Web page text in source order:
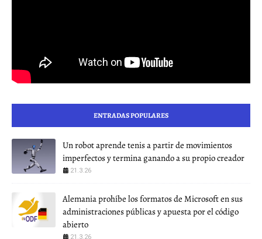
ENTRADAS POPULARES
Un robot aprende tenis a partir de movimientos
imperfectos y termina ganando a su propio creador
21.3.26
Alemania prohíbe los formatos de Microsoft en sus
administraciones públicas y apuesta por el código
abierto
21.3.26